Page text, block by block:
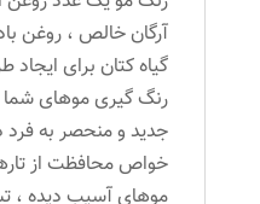
آرگان خالص ، روغن
گیاه کتان برای
رنگ گیری موهای شما
جدید و منحصر به
خواص محافظت از
موهای آسیب دیده ،